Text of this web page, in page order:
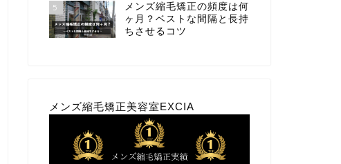
5
メンズ縮毛矯正の頻度は何
ヶ月？ベストな間隔と長持
ちさせるコツ
メンズ縮毛矯正美容室EXCIA